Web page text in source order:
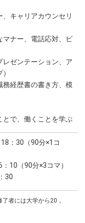
、キャリアカウンセリ
マナー、電話応対、ビ
レゼンテーション、ア
務経歴書の書き方、模
とで、働くことを学ぶ
：30（90分×1コ
10（90分×3コマ）
30
者には大学から20，